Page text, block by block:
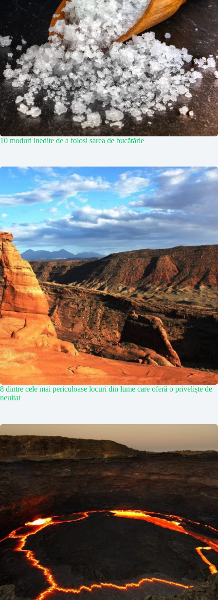
10 moduri inedite de a folosi sarea de bucătărie
8 dintre cele mai periculoase locuri din lume care oferă o priveliște de
neuitat